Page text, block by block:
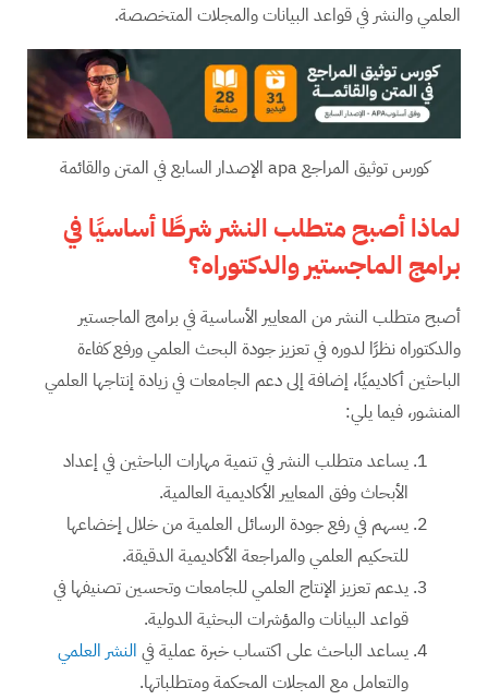
العلمي والنشر في قواعد البيانات والمجلات المتخصصة.
كورس توثيق المراجع apa الإصدار السابع في المتن والقائمة
لماذا أصبح متطلب النشر شرطًا أساسيًا في
برامج الماجستير والدكتوراه؟
أصبح متطلب النشر من المعايير الأساسية في برامج الماجستير
والدكتوراه نظرًا لدوره في تعزيز جودة البحث العلمي ورفع كفاءة
الباحثين أكاديميًا، إضافة إلى دعم الجامعات في زيادة إنتاجها العلمي
المنشور، فيما يلي:
يساعد متطلب النشر في تنمية مهارات الباحثين في إعداد
الأبحاث وفق المعايير الأكاديمية العالمية.
يسهم في رفع جودة الرسائل العلمية من خلال إخضاعها
للتحكيم العلمي والمراجعة الأكاديمية الدقيقة.
يدعم تعزيز الإنتاج العلمي للجامعات وتحسين تصنيفها في
قواعد البيانات والمؤشرات البحثية الدولية.
يساعد الباحث على اكتساب خبرة عملية في النشر العلمي
والتعامل مع المجلات المحكمة ومتطلباتها.